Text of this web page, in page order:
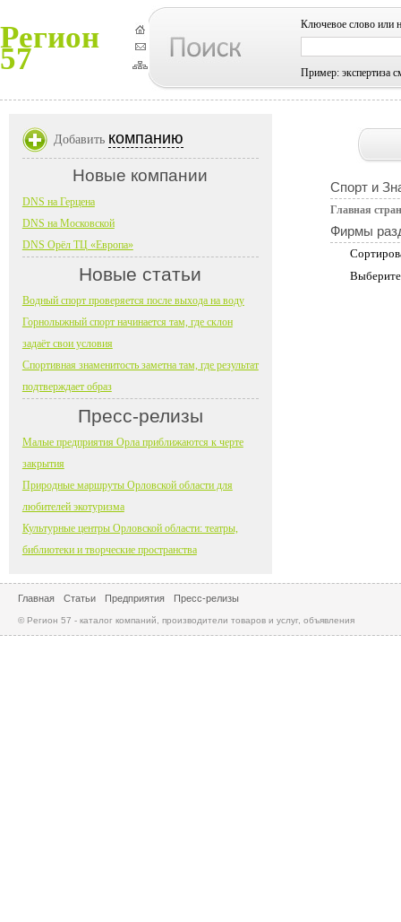
Регион
57
Ключевое слово или
Пример: экспертиза
Спорт и
Главная
Фирмы
Добавить компанию
Новые компании
DNS на Герцена
DNS на Московской
DNS Орёл ТЦ «Европа»
Новые статьи
Водный спорт проверяется после выхода на воду
Горнолыжный спорт начинается там, где склон
задаёт свои условия
Спортивная знаменитость заметна там, где результат
подтверждает образ
Пресс-релизы
Малые предприятия Орла приближаются к черте
закрытия
Природные маршруты Орловской области для
любителей экотуризма
Культурные центры Орловской области: театры,
библиотеки и творческие пространства
Главная Статьи Предприятия Пресс-релизы
© Регион 57 - каталог компаний, производители товаров и услуг, объявления